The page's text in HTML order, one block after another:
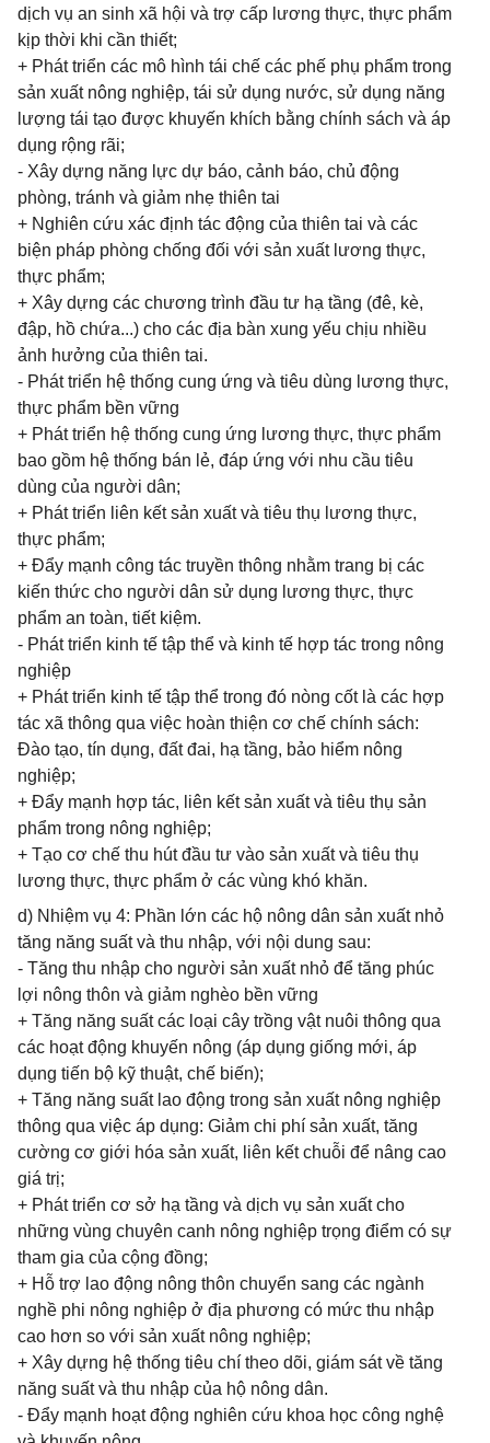
dịch vụ an sinh xã hội và trợ cấp lương thực, thực phẩm
kịp thời khi cần thiết;
+ Phát triển các mô hình tái chế các phế phụ phẩm trong
sản xuất nông nghiệp, tái sử dụng nước, sử dụng năng
lượng tái tạo được khuyến khích bằng chính sách và áp
dụng rộng rãi;
- Xây dựng năng lực dự báo, cảnh báo, chủ động
phòng, tránh và giảm nhẹ thiên tai
+ Nghiên cứu xác định tác động của thiên tai và các
biện pháp phòng chống đối với sản xuất lương thực,
thực phẩm;
+ Xây dựng các chương trình đầu tư hạ tầng (đê, kè,
đập, hồ chứa...) cho các địa bàn xung yếu chịu nhiều
ảnh hưởng của thiên tai.
- Phát triển hệ thống cung ứng và tiêu dùng lương thực,
thực phẩm bền vững
+ Phát triển hệ thống cung ứng lương thực, thực phẩm
bao gồm hệ thống bán lẻ, đáp ứng với nhu cầu tiêu
dùng của người dân;
+ Phát triển liên kết sản xuất và tiêu thụ lương thực,
thực phẩm;
+ Đẩy mạnh công tác truyền thông nhằm trang bị các
kiến thức cho người dân sử dụng lương thực, thực
phẩm an toàn, tiết kiệm.
- Phát triển kinh tế tập thể và kinh tế hợp tác trong nông
nghiệp
+ Phát triển kinh tế tập thể trong đó nòng cốt là các hợp
tác xã thông qua việc hoàn thiện cơ chế chính sách:
Đào tạo, tín dụng, đất đai, hạ tầng, bảo hiểm nông
nghiệp;
+ Đẩy mạnh hợp tác, liên kết sản xuất và tiêu thụ sản
phẩm trong nông nghiệp;
+ Tạo cơ chế thu hút đầu tư vào sản xuất và tiêu thụ
lương thực, thực phẩm ở các vùng khó khăn.
d) Nhiệm vụ 4: Phần lớn các hộ nông dân sản xuất nhỏ
tăng năng suất và thu nhập, với nội dung sau:
- Tăng thu nhập cho người sản xuất nhỏ để tăng phúc
lợi nông thôn và giảm nghèo bền vững
+ Tăng năng suất các loại cây trồng vật nuôi thông qua
các hoạt động khuyến nông (áp dụng giống mới, áp
dụng tiến bộ kỹ thuật, chế biến);
+ Tăng năng suất lao động trong sản xuất nông nghiệp
thông qua việc áp dụng: Giảm chi phí sản xuất, tăng
cường cơ giới hóa sản xuất, liên kết chuỗi để nâng cao
giá trị;
+ Phát triển cơ sở hạ tầng và dịch vụ sản xuất cho
những vùng chuyên canh nông nghiệp trọng điểm có sự
tham gia của cộng đồng;
+ Hỗ trợ lao động nông thôn chuyển sang các ngành
nghề phi nông nghiệp ở địa phương có mức thu nhập
cao hơn so với sản xuất nông nghiệp;
+ Xây dựng hệ thống tiêu chí theo dõi, giám sát về tăng
năng suất và thu nhập của hộ nông dân.
- Đẩy mạnh hoạt động nghiên cứu khoa học công nghệ